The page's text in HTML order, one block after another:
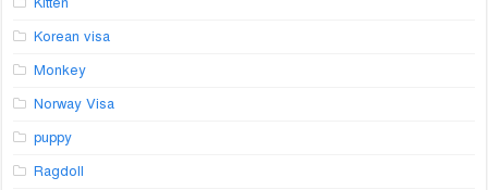
Korean visa
Monkey
Norway Visa
puppy
Ragdoll